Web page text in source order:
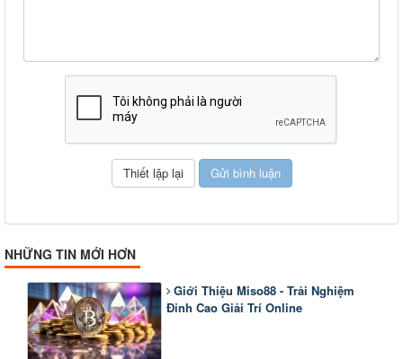
NHỮNG TIN MỚI HƠN
Giới Thiệu Miso88 - Trải Nghiệm
Đỉnh Cao Giải Trí Online